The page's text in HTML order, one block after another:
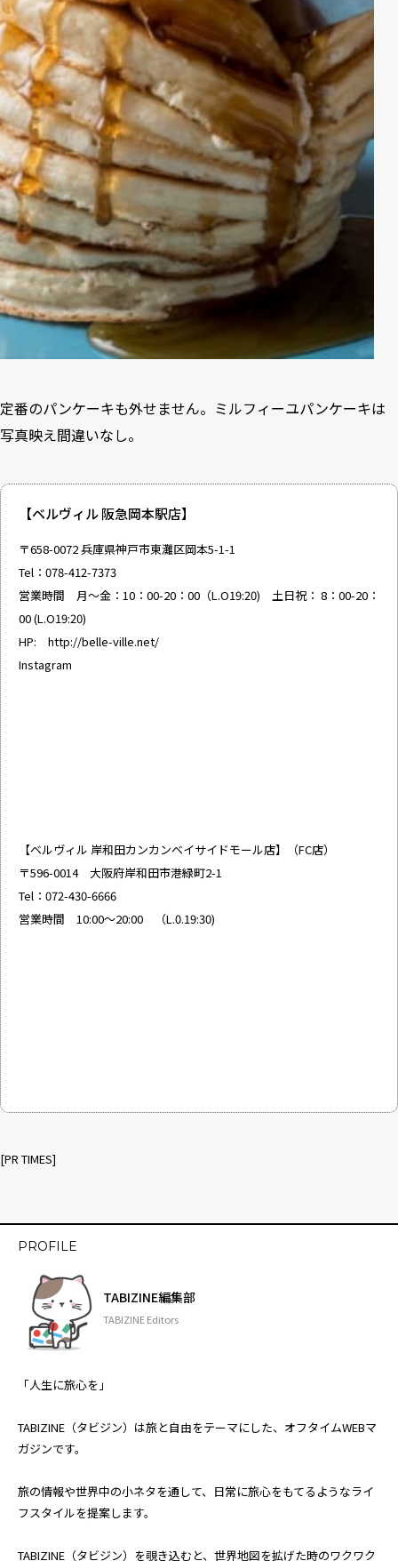
定番のパンケーキも外せません。ミルフィーユパンケーキは
写真映え間違いなし。
【ベルヴィル 阪急岡本駅店】
〒658-0072 兵庫県神戸市東灘区岡本5-1-1
Tel：078-412-7373
営業時間 月～金：10：00-20：00（L.O19:20) 土日祝： 8：00-20：
00 (L.O19:20)
HP: http://belle-ville.net/
Instagram
【ベルヴィル 岸和田カンカンベイサイドモール店】（FC店）
〒596-0014 大阪府岸和田市港緑町2-1
Tel：072-430-6666
営業時間 10:00～20:00 （L.0.19:30)
[PR TIMES]
PROFILE
TABIZINE編集部
TABIZINE Editors
「人生に旅心を」
TABIZINE（タビジン）は旅と自由をテーマにした、オフタイムWEBマ
ガジンです。
旅の情報や世界中の小ネタを通して、日常に旅心をもてるようなライ
フスタイルを提案します。
TABIZINE（タビジン）を覗き込むと、世界地図を拡げた時のワクワク